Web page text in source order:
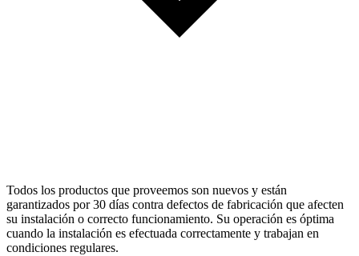
Todos los productos que proveemos son nuevos y están
garantizados por 30 días contra defectos de fabricación que afecten
su instalación o correcto funcionamiento. Su operación es óptima
cuando la instalación es efectuada correctamente y trabajan en
condiciones regulares.